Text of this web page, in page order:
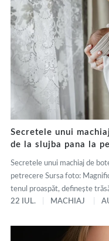
Secretele unui
de la slujba pana la
Secretele unui machiaj de
petrecere Sursa foto:
tenul proaspăt, definește
22 IUL.
MACHIAJ